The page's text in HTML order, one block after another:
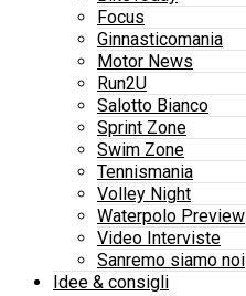
Focus
Ginnasticomania
Motor News
Run2U
Salotto Bianco
Sprint Zone
Swim Zone
Tennismania
Volley Night
Waterpolo Preview
Video Interviste
Sanremo siamo noi
Idee & consigli